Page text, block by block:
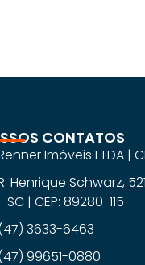
CONTATOS
Imóveis LTDA |
Henrique Schwarz,
SC | CEP: 89280-115
3633-6463
99651-0880